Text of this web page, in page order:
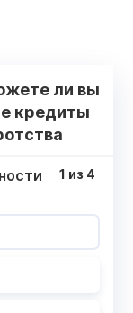
ли вы
кредиты
1 из 4